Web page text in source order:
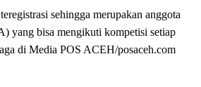
sehingga merupakan anggota
yang bisa mengikuti kompetisi setiap
di Media POS ACEH/posaceh.com